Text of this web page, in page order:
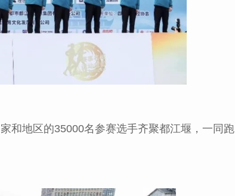
和地区的35000名参赛选手齐聚都江堰，一同跑